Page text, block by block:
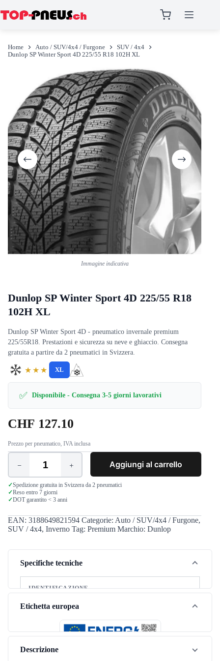
contenuto
Home Auto / SUV/4x4 / Furgone
SUV / 4x4
Dunlop SP Winter Sport 4D 225/55 R18 102H XL
Immagine indicativa
Dunlop SP Winter Sport 4D 225/55 R18
102H XL
Dunlop SP Winter Sport 4D - pneumatico invernale premium
225/55R18. Prestazioni e sicurezza su neve e ghiaccio. Consegna
gratuita a partire da 2 pneumatici in Svizzera.
★★★ XL
✅ Disponibile - Consegna 3-5 giorni lavorativi
CHF 127.10
Prezzo per pneumatico, IVA inclusa
Dunlop
SP
Winter
Sport
4D
R18
102H
Aggiungi al carrello
✓Spedizione gratuita in Svizzera da 2 pneumatici
✓Reso entro 7 giorni
✓DOT garantito < 3 anni
EAN: 3188649821594 Categorie: Auto / SUV/4x4 / Furgone,
SUV / 4x4, Inverno Tag: Premium Marchio: Dunlop
Specifiche tecniche
IDENTIFICAZIONE
Marca
SP Winter Sport 4D
Stagione Inverno
Tipo di veicolo
Etichetta europea
Descrizione